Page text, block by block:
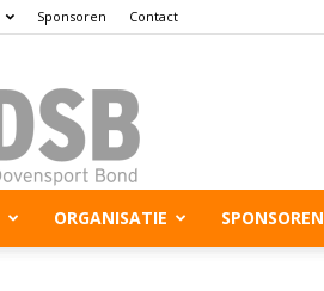
Sponsoren Contact
ORGANISATIE SPONSOREN